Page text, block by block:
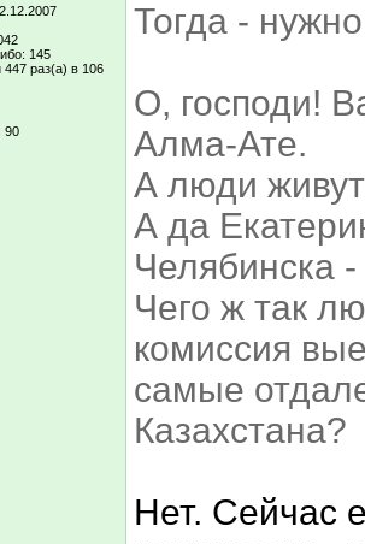
145
447 раз(а) в 106
90
Тогда -
О, господи!
Алма-Ате.
А люди
А да
Челябинска
Чего ж так
комиссия
самые
Казахстана?
Нет. Сейчас